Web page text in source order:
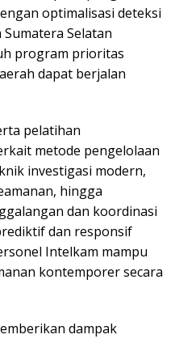
optimalisasi deteksi
Selatan
program prioritas
dapat berjalan
pelatihan
metode pengelolaan
investigasi modern,
hingga
dan koordinasi
dan responsif
Intelkam mampu
kontemporer secara
dampak